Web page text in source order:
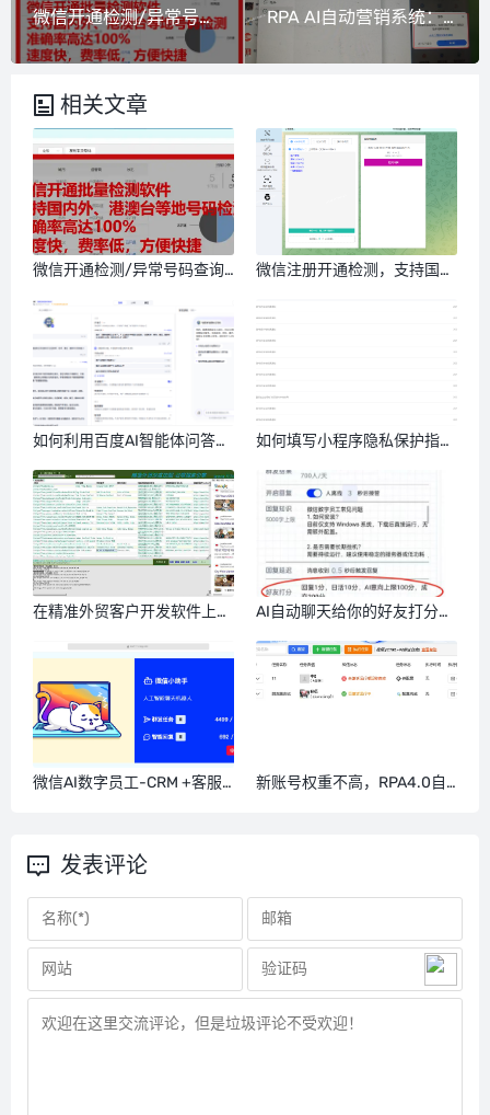
微信开通检测/异常号码查询软件，100%准确，支持国际查询 RPA AI自动营销系统：适配微信版本 V4.1.5.30
相关文章
微信开通检测/异常号码查询
查询
微信注册开通检测，支持国内
国外号码，微信号QQ号等多
种号码格式
如何利用百度AI智能体问答，
如何填写小程序隐私保护指引
在精准外贸客户开发软件上，
AI自动聊天给你的好友打分，
好友-微信数字员工
微信AI数字员工-CRM +客服
新账号权重不高，RPA4.0自
发表评论